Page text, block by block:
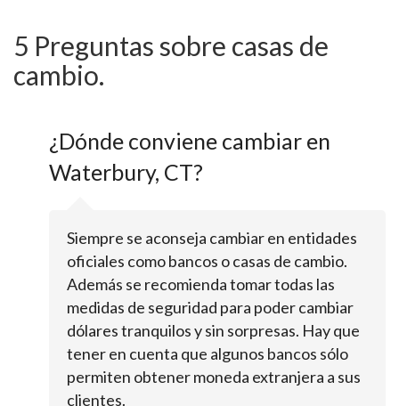
5 Preguntas sobre casas de
cambio.
¿Dónde conviene cambiar en
Waterbury, CT?
Siempre se aconseja cambiar en entidades
oficiales como bancos o casas de cambio.
Además se recomienda tomar todas las
medidas de seguridad para poder cambiar
dólares tranquilos y sin sorpresas. Hay que
tener en cuenta que algunos bancos sólo
permiten obtener moneda extranjera a sus
clientes.